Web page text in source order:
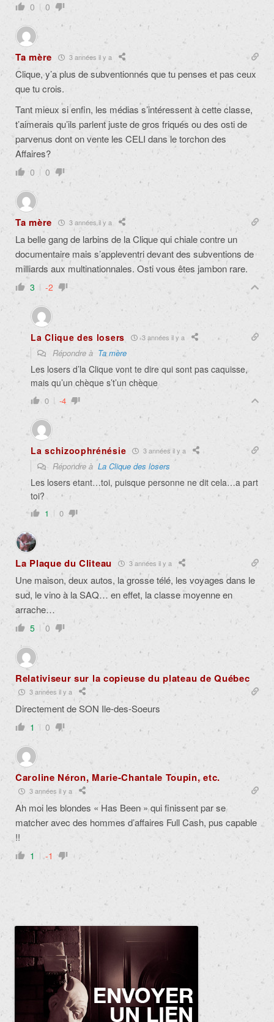
0 0
Ta mère 3 années il y a
Clique, y’a plus de subventionnés que tu penses et pas ceux
que tu crois.
Tant mieux si enfin, les médias s’intéressent à cette classe,
t’aimerais qu’ils parlent juste de gros friqués ou des osti de
parvenus dont on vente les CELI dans le torchon des
Affaires?
0 0
Ta mère 3 années il y a
La belle gang de larbins de la Clique qui chiale contre un
documentaire mais s’appleventri devant des subventions de
milliards aux multinationnales. Osti vous êtes jambon rare.
3 -2
La Clique des losers 3 années il y a
Répondre à Ta mère
Les losers d’la Clique vont te dire qui sont pas caquisse,
mais qu’un chèque s’t’un chèque
0 -4
La schizoophrénésie 3 années il y a
Répondre à La Clique des losers
Les losers etant…toi, puisque personne ne dit cela…a part
toi?
1 0
La Plaque du Cliteau 3 années il y a
Une maison, deux autos, la grosse télé, les voyages dans le
sud, le vino à la SAQ… en effet, la classe moyenne en
arrache…
5 0
Relativiseur sur la copieuse du plateau de Québec
3 années il y a
Directement de SON Ile-des-Soeurs
1 0
Caroline Néron, Marie-Chantale Toupin, etc.
3 années il y a
Ah moi les blondes « Has Been » qui finissent par se
matcher avec des hommes d’affaires Full Cash, pus capable
!!
1 -1